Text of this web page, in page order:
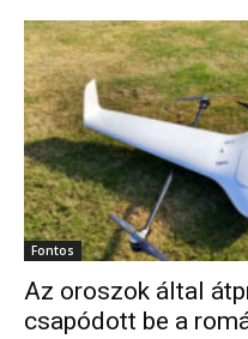
Fontos
Az oroszok által
csapódott be a